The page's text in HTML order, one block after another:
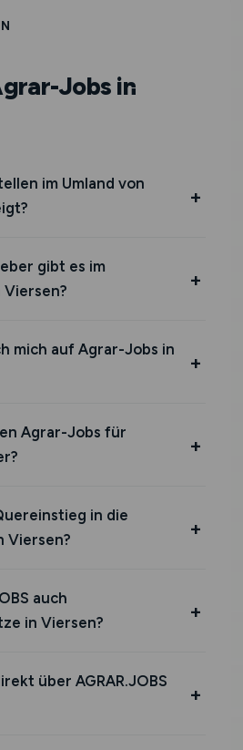
Jobs in
im Umland von
gibt es im
mich auf Agrar-Jobs in
Agrar-Jobs für
in die
Viersen?
auch
in Viersen?
über AGRAR.JOBS